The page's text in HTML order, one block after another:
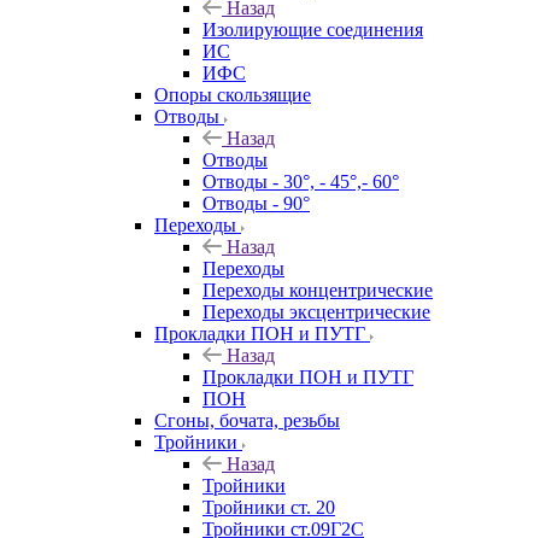
Назад
Изолирующие соединения
ИС
ИФС
Опоры скользящие
Отводы
Назад
Отводы
Отводы - 30°, - 45°,- 60°
Отводы - 90°
Переходы
Назад
Переходы
Переходы концентрические
Переходы эксцентрические
Прокладки ПОН и ПУТГ
Назад
Прокладки ПОН и ПУТГ
ПОН
Сгоны, бочата, резьбы
Тройники
Назад
Тройники
Тройники ст. 20
Тройники ст.09Г2С